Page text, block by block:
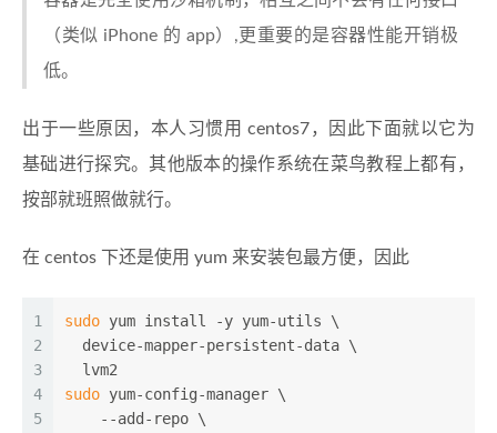
（类似 iPhone 的 app）,更重要的是容器性能开销极
低。
出于一些原因，本人习惯用 centos7，因此下面就以它为
基础进行探究。其他版本的操作系统在菜鸟教程上都有，
按部就班照做就行。
在 centos 下还是使用 yum 来安装包最方便，因此
1
2
3
4
5
sudo yum install -y yum-utils \
  device-mapper-persistent-data \
  lvm2
sudo yum-config-manager \
    --add-repo \